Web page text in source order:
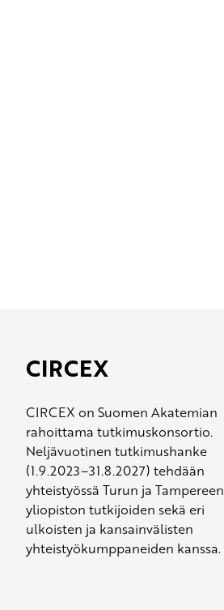
CIRCEX
CIRCEX on Suomen Akatemian
rahoittama tutkimuskonsortio.
Neljävuotinen tutkimushanke
(1.9.2023–31.8.2027) tehdään
yhteistyössä Turun ja Tampereen
yliopiston tutkijoiden sekä eri
ulkoisten ja kansainvälisten
yhteistyökumppaneiden kanssa.